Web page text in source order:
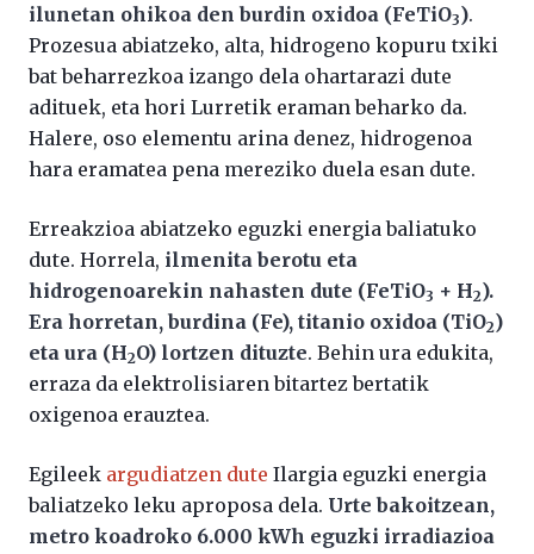
ilunetan ohikoa den burdin oxidoa (FeTiO3).
Prozesua abiatzeko, alta, hidrogeno kopuru txiki
bat beharrezkoa izango dela ohartarazi dute
adituek, eta hori Lurretik eraman beharko da.
Halere, oso elementu arina denez, hidrogenoa
hara eramatea pena mereziko duela esan dute.
Erreakzioa abiatzeko eguzki energia baliatuko
dute. Horrela, ilmenita berotu eta
hidrogenoarekin nahasten dute (FeTiO3 + H2).
Era horretan, burdina (Fe), titanio oxidoa (TiO2)
eta ura (H2O) lortzen dituzte. Behin ura edukita,
erraza da elektrolisiaren bitartez bertatik
oxigenoa erauztea.
Egileek argudiatzen dute Ilargia eguzki energia
baliatzeko leku aproposa dela. Urte bakoitzean,
metro koadroko 6.000 kWh eguzki irradiazioa